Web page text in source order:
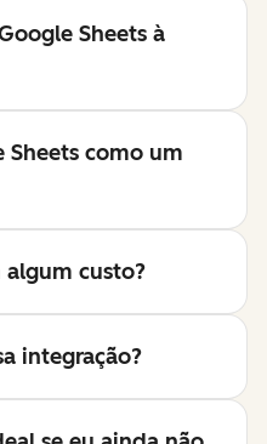
Sheets à
Sheets como um
algum custo?
integração?